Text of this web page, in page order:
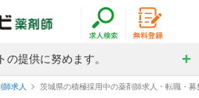
提供に努めます。
師求人 茨城県の積極採用中の薬剤師求人・転職・募